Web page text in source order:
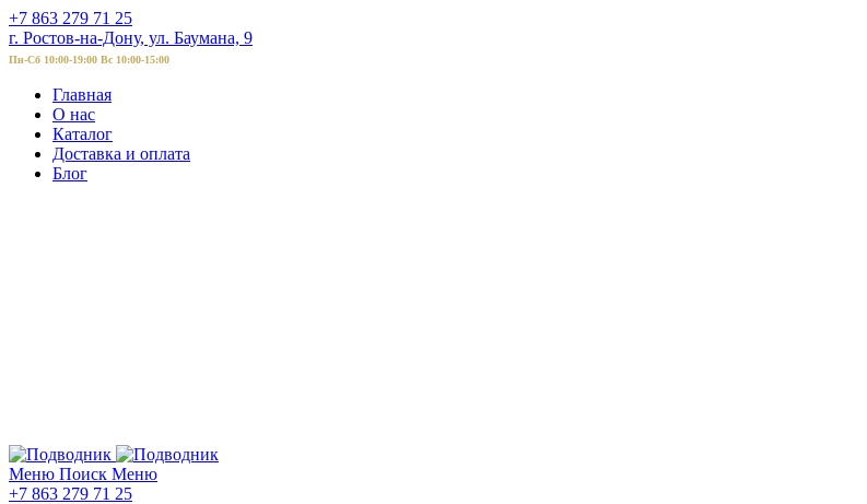
+7 863 279 71 25
г. Ростов-на-Дону, ул. Баумана, 9
Пн-Сб 10:00-19:00 Вс 10:00-15:00
Главная
О нас
Каталог
Доставка и оплата
Блог
Меню Поиск Меню
+7 863 279 71 25